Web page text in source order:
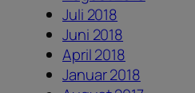
Juli 2018
Juni 2018
April 2018
Januar 2018